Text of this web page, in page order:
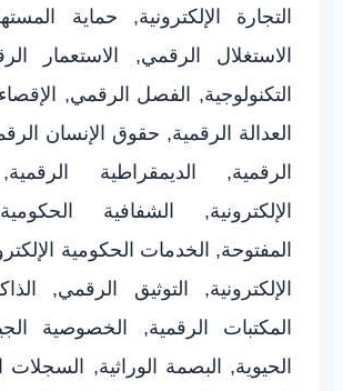
التجارة الإلكترونية, حماية
الاستغلال الرقمي, الاستعمار
التكنولوجية, الفصل الرقمي,
العدالة الرقمية, حقوق الإنسان
الرقمية, الديمقراطية الرقمية,
الإلكترونية, الشفافية
المفتوحة, الخدمات الحكومية
الإلكترونية, التوثيق الرقمي,
المكتبات الرقمية, الخصوصية
الحيوية, البصمة الوراثية, السجلات